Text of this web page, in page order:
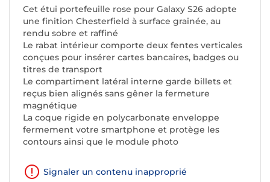
Cet étui portefeuille rose pour Galaxy S26 adopte
une finition Chesterfield à surface grainée, au
rendu sobre et raffiné
Le rabat intérieur comporte deux fentes verticales
conçues pour insérer cartes bancaires, badges ou
titres de transport
Le compartiment latéral interne garde billets et
reçus bien alignés sans gêner la fermeture
magnétique
La coque rigide en polycarbonate enveloppe
fermement votre smartphone et protège les
contours ainsi que le module photo
Signaler un contenu inapproprié